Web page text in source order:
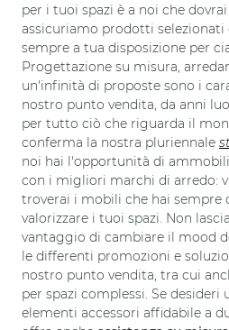
per i tuoi spazi è a noi che
assicuriamo prodotti
sempre a tua disposizione per
Progettazione su misura,
un'infinità di proposte sono i
nostro punto vendita, da anni
per tutto ciò che riguarda il
conferma la nostra pluriennale
noi hai l'opportunità di
con i migliori marchi di arredo:
troverai i mobili che hai sempre
valorizzare i tuoi spazi. Non
vantaggio di cambiare il mood
le differenti promozioni e
nostro punto vendita, tra cui
per spazi complessi. Se
elementi accessori affidabile a